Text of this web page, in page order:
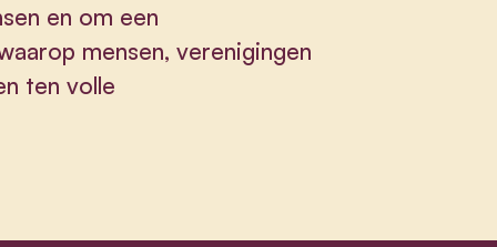
en om een
mensen, verenigingen
ten volle